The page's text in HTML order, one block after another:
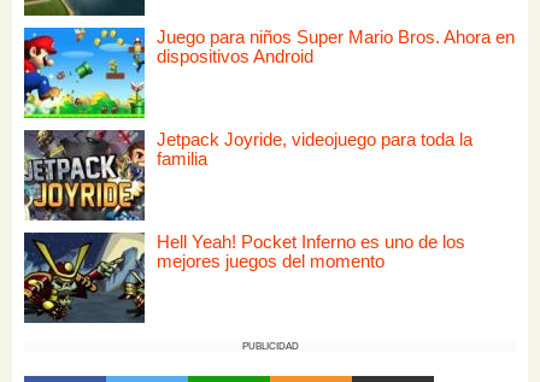
Juego para niños Super Mario Bros. Ahora en
dispositivos Android
Jetpack Joyride, videojuego para toda la
familia
Hell Yeah! Pocket Inferno es uno de los
mejores juegos del momento
PUBLICIDAD